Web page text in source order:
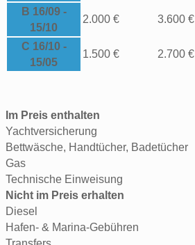
B 16/09 -
15/10
2.000 € 3.600 €
C 16/10 -
15/05
1.500 € 2.700 €
Im Preis enthalten
Yachtversicherung
Bettwäsche, Handtücher, Badetücher
Gas
Technische Einweisung
Nicht im Preis erhalten
Diesel
Hafen- & Marina-Gebühren